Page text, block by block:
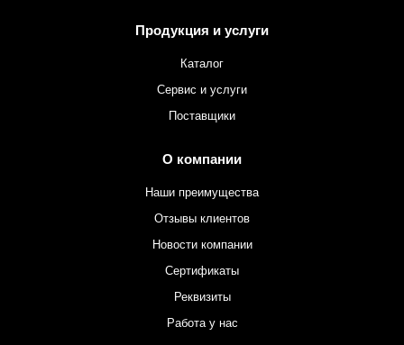
Продукция и услуги
Каталог
Сервис и услуги
Поставщики
О компании
Наши преимущества
Отзывы клиентов
Новости компании
Сертификаты
Реквизиты
Работа у нас